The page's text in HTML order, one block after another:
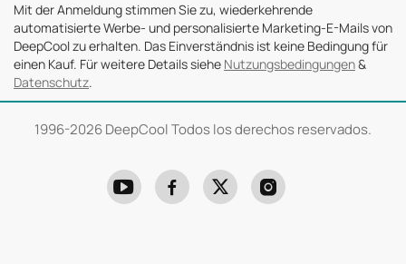
Mit der Anmeldung stimmen Sie zu, wiederkehrende
automatisierte Werbe- und personalisierte Marketing-E-Mails von
DeepCool zu erhalten. Das Einverständnis ist keine Bedingung für
einen Kauf. Für weitere Details siehe Nutzungsbedingungen&
Datenschutz.
1996-2026 DeepCool Todos los derechos reservados.